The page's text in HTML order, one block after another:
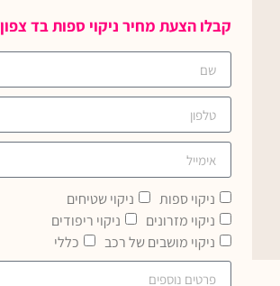
קבלו הצעת מחיר ניקוי ספות בד צפון
ניקוי ספות
ניקוי שטיחים
ניקוי מזרונים
ניקוי ריפודים
ניקוי מושבים של רכב
כללי